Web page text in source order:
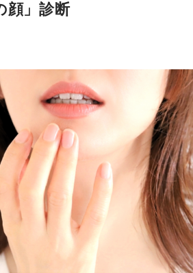
言っても（すぐに戦術を）変えられ
はないんです。なぜならば、相手が
してくるから。だから“個”の力を高め
な“個”の力
ケガ人が続出しましたが、それでも
のは、選手層も相当厚くなったとい
層は厚くなっているし、森保監督の
戦いができる準備をしてきた」とい
ことを、グループステージで証明で
も、そこから上に行くためには、や
ったかなと感じています。
から挨拶されないことがまったくな
きしつつ、「ぐりんぴーすがそう言
はどう？ 風紀が乱れているかどうか」
は「ぐりんぴーすさんが言っている
の子たちだと思うんですけど……たぶ
挨拶していないと思います」と苦笑
？」と尋ねると、カミムラは「こん
すけど、（ぐりんぴーすさんが）ど
ないんだと思います」と正直に語り
もさ、この世界に入ったら俺だって
らない人にも一応挨拶するじゃな
ないからさ」と持論を語ります。その
顔」診断